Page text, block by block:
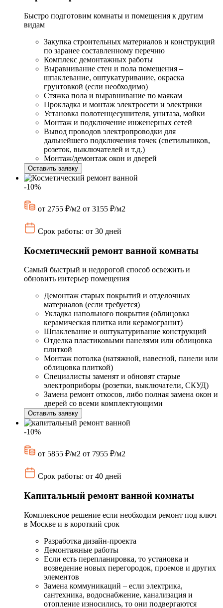
Быстро подготовим комнаты и помещения к другим
видам
Закупка строительных материалов и конструкций
по заранее составленному перечню
Комплекс демонтажных работы
Выравнивание стен и пола помещения –
шпаклевание, оштукатуривание, окраска
грунтовкой (если необходимо)
Стяжка пола и выравнивание по маякам
Прокладка и монтаж электросети и электрики
Установка полотенцесушителя, унитаза, мойки
Монтаж и подключение инженерных сетей
Вывод проводов электропроводки для
дальнейшего подключения точек (светильников,
розеток, выключателей и т.д.)
Монтаж/демонтаж окон и дверей
Оставить заявку
-10%
от 2755 ₽/м2 от 3155 ₽/м2
Срок работы: от 30 дней
Косметический ремонт ванной комнаты
Самый быстрый и недорогой способ освежить и
обновить интерьер помещения
Демонтаж старых покрытий и отделочных
материалов (если требуется)
Укладка напольного покрытия (облицовка
керамическая плитка или керамогранит)
Шпаклевание и оштукатуривание конструкций
Отделка пластиковыми панелями или облицовка
плиткой
Монтаж потолка (натяжной, навесной, панели или
облицовка плиткой)
Специалисты заменят и обновят старые
электроприборы (розетки, выключатели, СКУД)
Замена ремонт откосов, либо полная замена окон и
дверей со всеми комплектующими
Оставить заявку
-10%
от 5855 ₽/м2 от 7955 ₽/м2
Срок работы: от 40 дней
Капитальный ремонт ванной комнаты
Комплексное решение если необходим ремонт под ключ
в Москве и в короткий срок
Разработка дизайн-проекта
Демонтажные работы
Если есть перепланировка, то установка и
возведение новых перегородок, проемов и других
элементов
Замена коммуникаций – если электрика,
сантехника, водоснабжение, канализация и
отопление износились, то они подвергаются